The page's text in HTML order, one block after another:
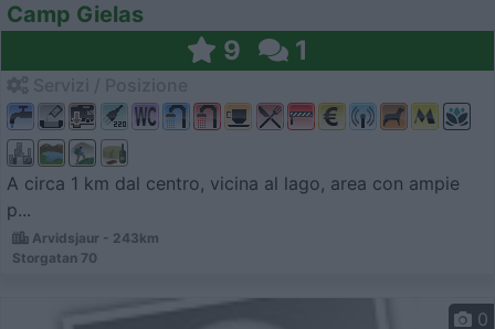
Camp Gielas
9 1
A circa 1 km dal centro, vicina al lago, area con ampie
p...
Arvidsjaur - 243km
Storgatan 70
0